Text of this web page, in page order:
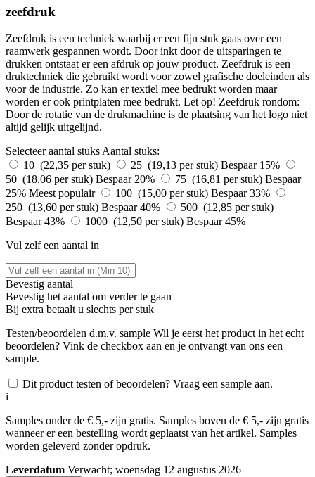
zeefdruk
Zeefdruk is een techniek waarbij er een fijn stuk gaas over een
raamwerk gespannen wordt. Door inkt door de uitsparingen te
drukken ontstaat er een afdruk op jouw product. Zeefdruk is een
druktechniek die gebruikt wordt voor zowel grafische doeleinden als
voor de industrie. Zo kan er textiel mee bedrukt worden maar
worden er ook printplaten mee bedrukt. Let op! Zeefdruk rondom:
Door de rotatie van de drukmachine is de plaatsing van het logo niet
altijd gelijk uitgelijnd.
Selecteer aantal stuksAantal stuks:
10 (22,35 per stuk)
25 (19,13 per stuk) Bespaar 15%
50 (18,06 per stuk) Bespaar 20% 75 (16,81 per stuk) Bespaar
25% Meest populair 100 (15,00 per stuk) Bespaar 33%
250 (13,60 per stuk) Bespaar 40%
500 (12,85 per stuk)
Bespaar 43%
1000 (12,50 per stuk) Bespaar 45%
Vul zelf een aantal in
Bevestig aantal
Bevestig het aantal om verder te gaan
Bij extra betaalt u slechts per stuk
Testen/beoordelen d.m.v. sample Wil je eerst het product in het echt
beoordelen? Vink de checkbox aan en je ontvangt van ons een
sample.
Dit product testen of beoordelen? Vraag een sample aan.
i
Samples onder de € 5,- zijn gratis. Samples boven de € 5,- zijn gratis
wanneer er een bestelling wordt geplaatst van het artikel. Samples
worden geleverd zonder opdruk.
Leverdatum Verwacht; woensdag 12 augustus 2026